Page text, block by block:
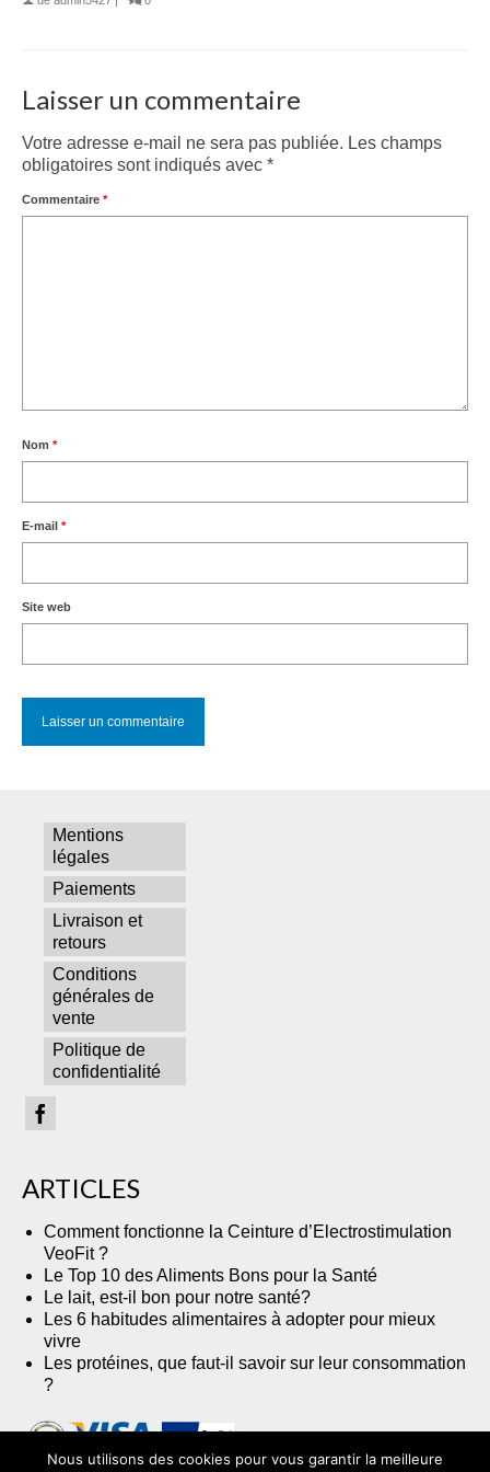
Laisser un commentaire
Votre adresse e-mail ne sera pas publiée. Les champs
obligatoires sont indiqués avec *
Commentaire *
Nom *
E-mail *
Site web
Mentions
légales
Paiements
Livraison et
retours
Conditions
générales de
vente
Politique de
confidentialité
ARTICLES
Comment fonctionne la Ceinture d’Electrostimulation
VeoFit ?
Le Top 10 des Aliments Bons pour la Santé
Le lait, est-il bon pour notre santé?
Les 6 habitudes alimentaires à adopter pour mieux
vivre
Les protéines, que faut-il savoir sur leur consommation
?
Nous utilisons des cookies pour vous garantir la meilleure